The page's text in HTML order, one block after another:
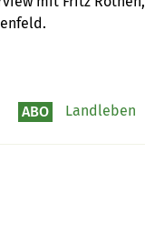
ABO Landleben